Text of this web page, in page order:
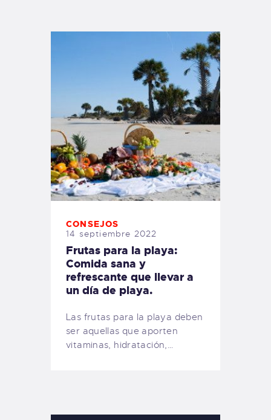
CONSEJOS
14 septiembre 2022
Frutas para la playa:
Comida sana y
refrescante que llevar a
un día de playa.
Las frutas para la playa deben
ser aquellas que aporten
vitaminas, hidratación,…